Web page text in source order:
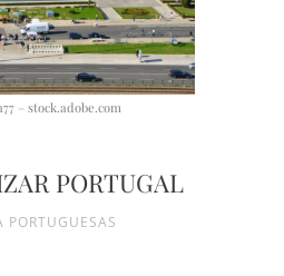
– stock.adobe.com
PORTUGAL
PORTUGUESAS